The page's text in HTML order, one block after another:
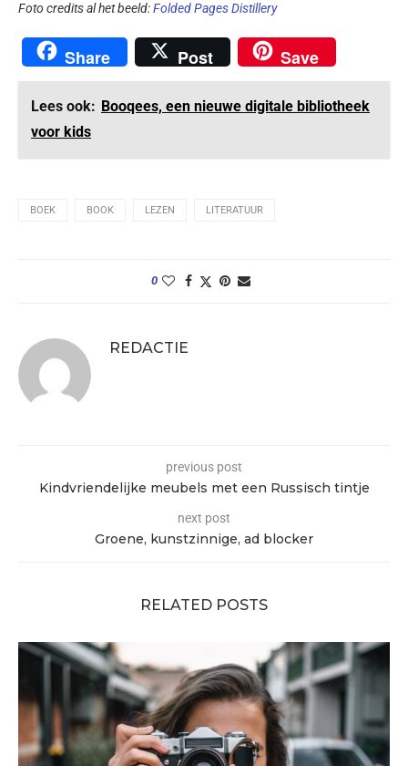
Foto credits al het beeld:Folded Pages Distillery
Share Post Save
Lees ook: Booqees, een nieuwe digitale bibliotheek
voor kids
BOEK BOOK LEZEN LITERATUUR
0
REDACTIE
previous post
Kindvriendelijke meubels met een Russisch tintje
next post
Groene, kunstzinnige, ad blocker
RELATED POSTS